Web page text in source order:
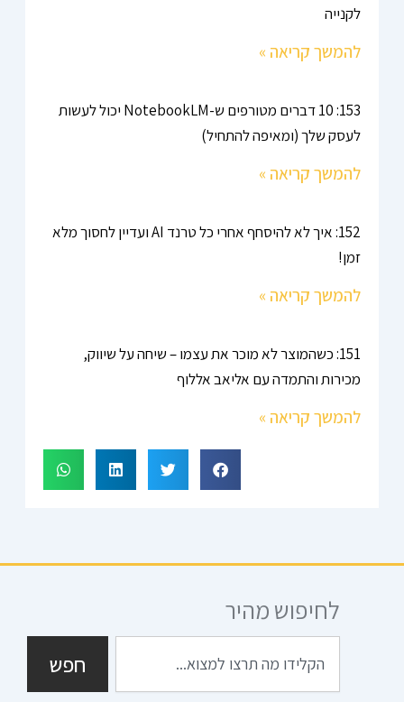
לקנייה
להמשך קריאה »
153: 10 דברים מטורפים ש-NotebookLM יכול לעשות
לעסק שלך (ומאיפה להתחיל)
להמשך קריאה »
152: איך לא להיסחף אחרי כל טרנד AI ועדיין לחסוך מלא
זמן!
להמשך קריאה »
151: כשהמוצר לא מוכר את עצמו – שיחה על שיווק,
מכירות והתמדה עם אליאב אללוף
להמשך קריאה »
לחיפוש מהיר
חפש